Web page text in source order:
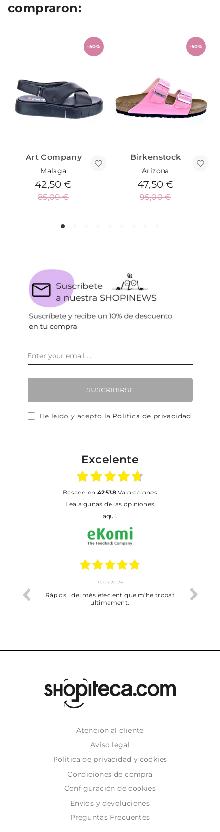
compraron:
-50%
Art Company
Malaga
42,50 €
85,00 €
-50%
Birkenstock
Arizona
47,50 €
95,00 €
SUSCRIBIRSE
He leído y acepto la Política de privacidad.
Excelente
basado en 42538Valoraciones
Lea algunas de las opiniones
aquí.
m'he trobat
17.07.2026
Bien pero soy de Vilafranca y no me ha
dejado recoger en tienda
Atención al cliente
Aviso legal
Politica de privacidad y cookies
Condiciones de compra
Configuración de cookies
Envíos y devoluciones
Preguntas Frecuentes